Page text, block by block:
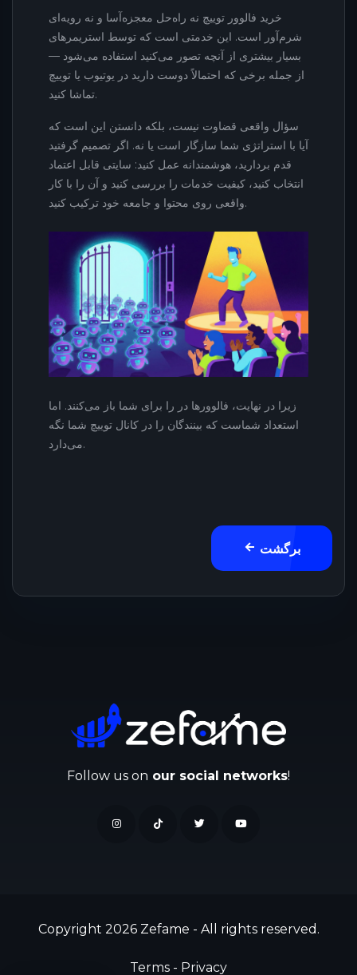
خرید فالوور توییچ نه راه‌حل معجزه‌آسا و نه رویه‌ای
شرم‌آور است. این خدمتی است که توسط استریمرهای
بسیار بیشتری از آنچه تصور می‌کنید استفاده می‌شود —
از جمله برخی که احتمالاً دوست دارید در یوتیوب یا توییچ
تماشا کنید.
سؤال واقعی قضاوت نیست، بلکه دانستن این است که
آیا با استراتژی شما سازگار است یا نه. اگر تصمیم گرفتید
قدم بردارید، هوشمندانه عمل کنید: سایتی قابل اعتماد
انتخاب کنید، کیفیت خدمات را بررسی کنید و آن را با کار
واقعی روی محتوا و جامعه خود ترکیب کنید.
زیرا در نهایت، فالوورها در را برای شما باز می‌کنند. اما
استعداد شماست که بینندگان را در کانال توییچ شما نگه
می‌دارد.
برگشت
Follow us on our social networks!
Copyright 2026 Zefame - All rights reserved.
Terms - Privacy